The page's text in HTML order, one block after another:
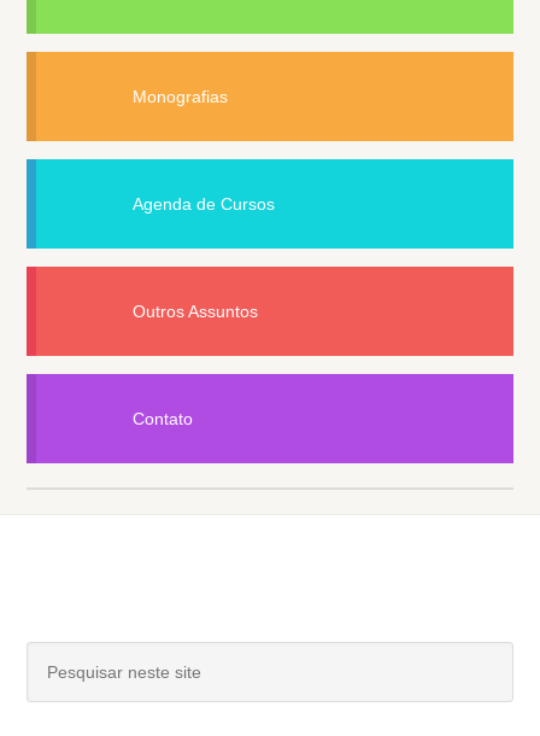
Monografias
Agenda de Cursos
Outros Assuntos
Contato